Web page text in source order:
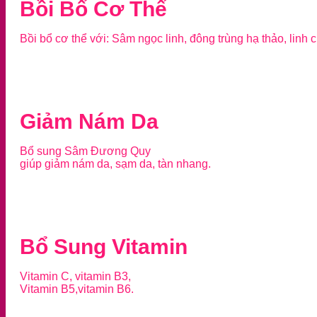
Bồi Bổ Cơ Thể
Bồi bổ cơ thể với: Sâm ngọc linh, đông trùng hạ thảo, linh
Giảm Nám Da
Bổ sung Sâm Đương Quy
giúp giảm nám da, sạm da, tàn nhang.
Bổ Sung Vitamin
Vitamin C, vitamin B3,
Vitamin B5,vitamin B6.